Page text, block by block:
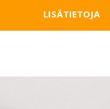
LISÄTIETOJA